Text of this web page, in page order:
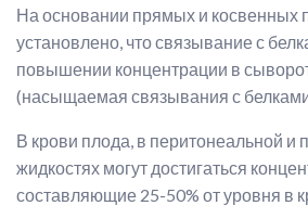
На основании прямых и косвенных
установлено, что связывание с
повышении концентрации в
(насыщаемая связывания с
В крови плода, в перитонеальной и
жидкостях могут достигаться
составляющие 25-50% от уровня в